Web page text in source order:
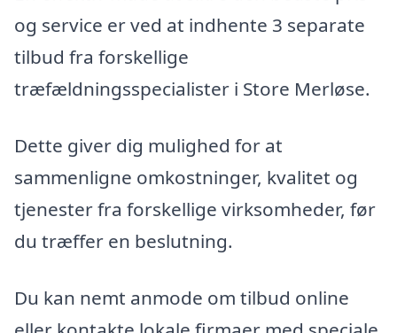
og service er ved at indhente 3 separate
tilbud fra forskellige
træfældningsspecialister i Store Merløse.
Dette giver dig mulighed for at
sammenligne omkostninger, kvalitet og
tjenester fra forskellige virksomheder, før
du træffer en beslutning.
Du kan nemt anmode om tilbud online